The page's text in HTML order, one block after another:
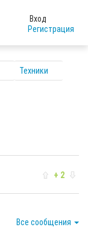
Вход
Регистрация
Техники
+ 2
Все сообщения